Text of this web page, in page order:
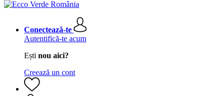
Conectează-te
Autentifică-te acum
Ești nou aici?
Creează un cont